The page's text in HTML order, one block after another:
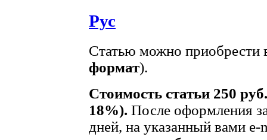
Рус
Статью можно приобрести
формат).
Стоимость статьи 250
18%). После оформления
дней, на указанный вами e-